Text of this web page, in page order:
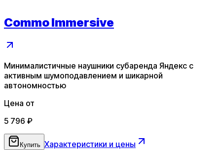
Commo Immersive
Минималистичные наушники субаренда Яндекс с
активным шумоподавлением и шикарной
автономностью
Цена от
5 796 ₽
Купить Характеристики и цены